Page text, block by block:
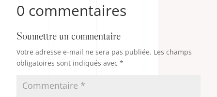
0 commentaires
Soumettre un commentaire
Votre adresse e-mail ne sera pas publiée. Les champs
obligatoires sont indiqués avec *